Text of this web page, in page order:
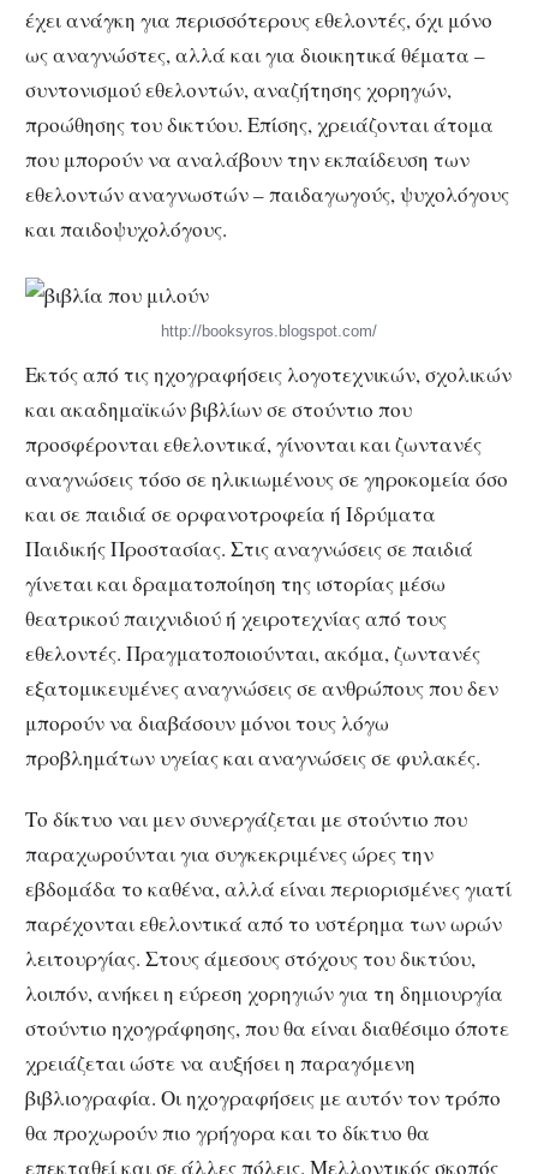
έχει ανάγκη για περισσότερους εθελοντές, όχι μόνο
ως αναγνώστες, αλλά και για διοικητικά θέματα –
συντονισμού εθελοντών, αναζήτησης χορηγών,
προώθησης του δικτύου. Επίσης, χρειάζονται άτομα
που μπορούν να αναλάβουν την εκπαίδευση των
εθελοντών αναγνωστών – παιδαγωγούς, ψυχολόγους
και παιδοψυχολόγους.
http://booksyros.blogspot.com/
Εκτός από τις ηχογραφήσεις λογοτεχνικών, σχολικών
και ακαδημαϊκών βιβλίων σε στούντιο που
προσφέρονται εθελοντικά, γίνονται και ζωντανές
αναγνώσεις τόσο σε ηλικιωμένους σε γηροκομεία όσο
και σε παιδιά σε ορφανοτροφεία ή Ιδρύματα
Παιδικής Προστασίας. Στις αναγνώσεις σε παιδιά
γίνεται και δραματοποίηση της ιστορίας μέσω
θεατρικού παιχνιδιού ή χειροτεχνίας από τους
εθελοντές. Πραγματοποιούνται, ακόμα, ζωντανές
εξατομικευμένες αναγνώσεις σε ανθρώπους που δεν
μπορούν να διαβάσουν μόνοι τους λόγω
προβλημάτων υγείας και αναγνώσεις σε φυλακές.
Το δίκτυο ναι μεν συνεργάζεται με στούντιο που
παραχωρούνται για συγκεκριμένες ώρες την
εβδομάδα το καθένα, αλλά είναι περιορισμένες γιατί
παρέχονται εθελοντικά από το υστέρημα των ωρών
λειτουργίας. Στους άμεσους στόχους του δικτύου,
λοιπόν, ανήκει η εύρεση χορηγιών για τη δημιουργία
στούντιο ηχογράφησης, που θα είναι διαθέσιμο όποτε
χρειάζεται ώστε να αυξήσει η παραγόμενη
βιβλιογραφία. Οι ηχογραφήσεις με αυτόν τον τρόπο
θα προχωρούν πιο γρήγορα και το δίκτυο θα
επεκταθεί και σε άλλες πόλεις. Μελλοντικός σκοπός